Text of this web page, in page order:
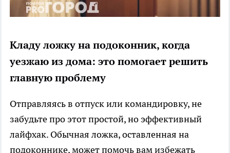
Кладу ложку на подоконник, когда
уезжаю из дома: это помогает решить
главную проблему
Отправляясь в отпуск или командировку, не
забудьте про этот простой, но эффективный
лайфхак. Обычная ложка, оставленная на
подоконнике, может помочь вам избежать